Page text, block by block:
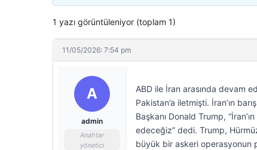
1 yazı görüntüleniyor (toplam 1)
11/05/2026: 7:54 pm
A
admin
Anahtar
yönetici
ABD ile İran arasında devam
Pakistan’a iletmişti. İran’ın
Başkanı Donald Trump,
edeceğiz” dedi. Trump,
büyük bir askeri operasyonun